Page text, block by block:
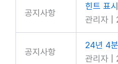
공지사항
힌트 표
관리자
공지사항
24년 4
관리자